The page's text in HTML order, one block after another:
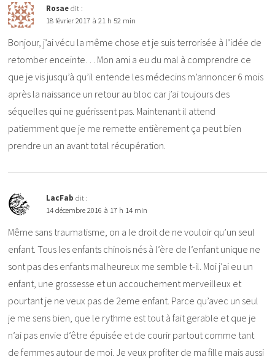
Rosae dit :
18 février 2017 à 21 h 52 min
Bonjour, j’ai vécu la même chose et je suis terrorisée à l’idée de
retomber enceinte… Mon ami a eu du mal à comprendre ce
que je vis jusqu’à qu’il entende les médecins m’annoncer 6 mois
après la naissance un retour au bloc car j’ai toujours des
séquelles qui ne guérissent pas. Maintenant il attend
patiemment que je me remette entièrement ça peut bien
prendre un an avant total récupération.
LacFab dit :
14 décembre 2016 à 17 h 14 min
Même sans traumatisme, on a le droit de ne vouloir qu’un seul
enfant. Tous les enfants chinois nés à l’ère de l’enfant unique ne
sont pas des enfants malheureux me semble t-il. Moi j’ai eu un
enfant, une grossesse et un accouchement merveilleux et
pourtant je ne veux pas de 2eme enfant. Parce qu’avec un seul
je me sens bien, que le rythme est tout à fait gerable et que je
n’ai pas envie d’être épuisée et de courir partout comme tant
de femmes autour de moi. Je veux profiter de ma fille mais aussi